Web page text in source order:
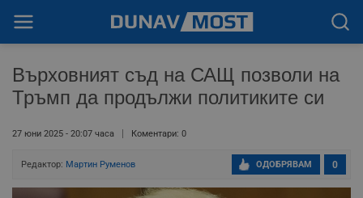
Върховният съд на САЩ позволи на
Тръмп да продължи политиките си
27 юни 2025 - 20:07 часа Коментари: 0
Редактор: Мартин Руменов 0
ОДОБРЯВАМ